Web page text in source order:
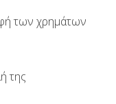
των χρημάτων
της